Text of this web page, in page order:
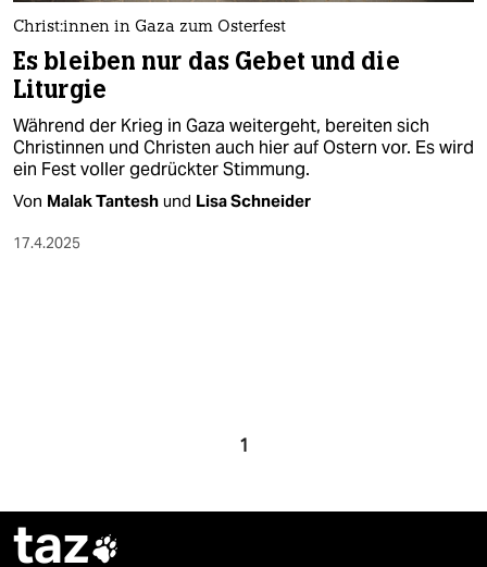
Chris­t:in­nen in Gaza zum Osterfest
Es bleiben nur das Gebet und die
Liturgie
Während der Krieg in Gaza weitergeht, bereiten sich
Christinnen und Christen auch hier auf Ostern vor. Es wird
ein Fest voller gedrückter Stimmung.
Von Malak Tantesh und Lisa Schneider
17.4.2025
1
taz